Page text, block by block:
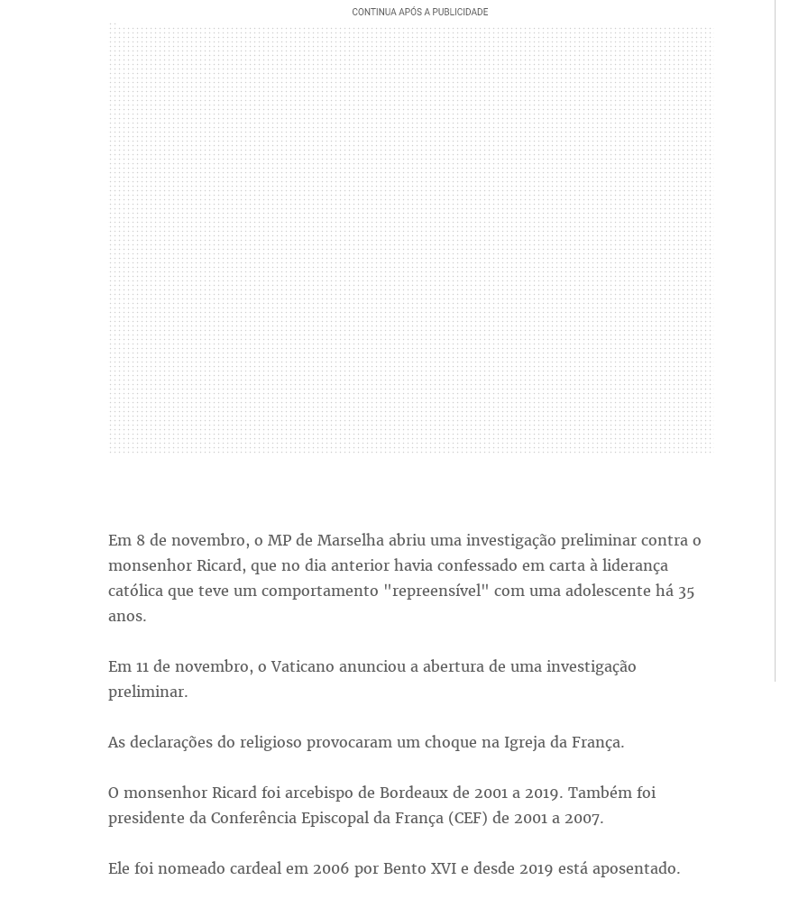
Em 8 de novembro, o MP de Marselha abriu uma investigação preliminar contra o
monsenhor Ricard, que no dia anterior havia confessado em carta à liderança
católica que teve um comportamento "repreensível" com uma adolescente há 35
anos.
Em 11 de novembro, o Vaticano anunciou a abertura de uma investigação
preliminar.
As declarações do religioso provocaram um choque na Igreja da França.
O monsenhor Ricard foi arcebispo de Bordeaux de 2001 a 2019. Também foi
presidente da Conferência Episcopal da França (CEF) de 2001 a 2007.
Ele foi nomeado cardeal em 2006 por Bento XVI e desde 2019 está aposentado.